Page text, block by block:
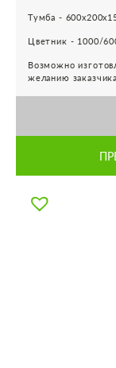
Тумба -
Цветник - 1000/
Возможно
желанию заказчика